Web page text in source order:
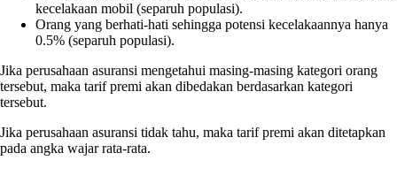
kecelakaan mobil (separuh populasi).
Orang yang berhati-hati sehingga potensi kecelakaannya hanya
0.5% (separuh populasi).
Jika perusahaan asuransi mengetahui masing-masing kategori orang
tersebut, maka tarif premi akan dibedakan berdasarkan kategori
tersebut.
Jika perusahaan asuransi tidak tahu, maka tarif premi akan ditetapkan
pada angka wajar rata-rata.